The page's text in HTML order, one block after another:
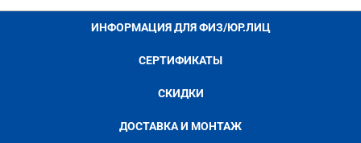
ИНФОРМАЦИЯ ДЛЯ ФИЗ/ЮР.ЛИЦ
СЕРТИФИКАТЫ
СКИДКИ
ДОСТАВКА И МОНТАЖ